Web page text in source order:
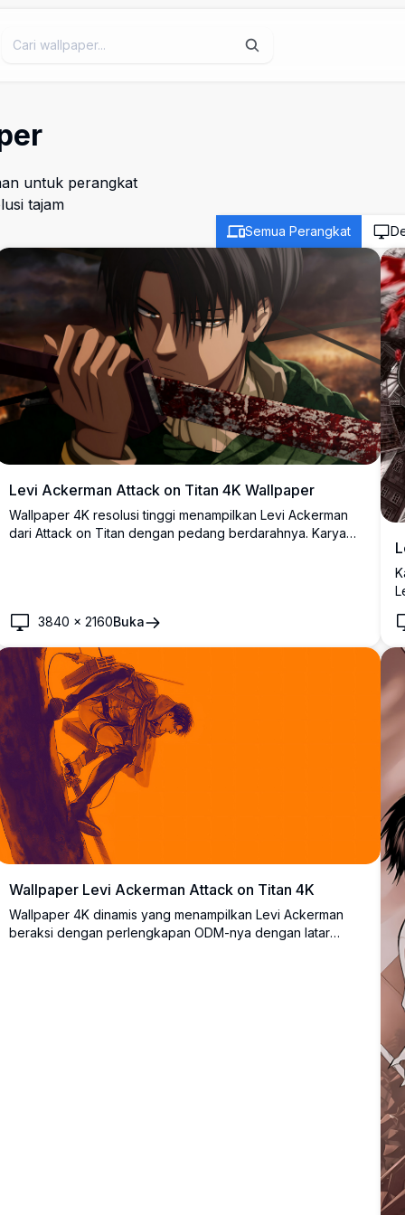
untuk perangkat
tajam
Semua Perangkat
Levi Ackerman Attack on Titan 4K Wallpaper
Wallpaper 4K resolusi tinggi menampilkan Levi Ackerman
dari Attack on Titan dengan pedang berdarahnya. Karya
3840 ×2160Buka
Wallpaper Levi Ackerman Attack on Titan 4K
Wallpaper 4K dinamis yang menampilkan Levi Ackerman
beraksi dengan perlengkapan ODM-nya dengan latar